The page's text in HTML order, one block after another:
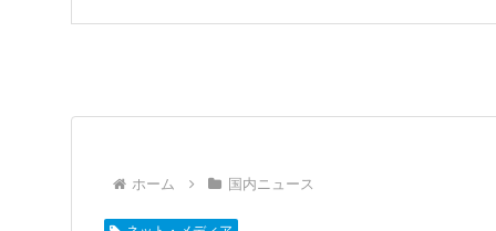
ホーム 国内ニュース